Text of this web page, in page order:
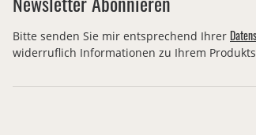
Bitte senden Sie mir entsprechend Ihrer
widerruflich Informationen zu Ihrem